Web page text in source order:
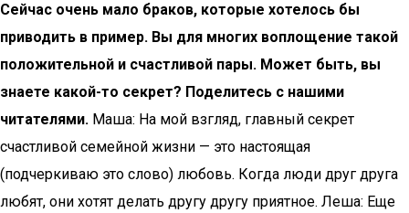
Сейчас очень мало браков, которые хотелось бы
приводить в пример. Вы для многих воплощение такой
положительной и счастливой пары. Может быть, вы
знаете какой-то секрет? Поделитесь с нашими
читателями. Маша: На мой взгляд, главный секрет
счастливой семейной жизни — это настоящая
(подчеркиваю это слово) любовь. Когда люди друг друга
любят, они хотят делать другу другу приятное. Леша: Еще